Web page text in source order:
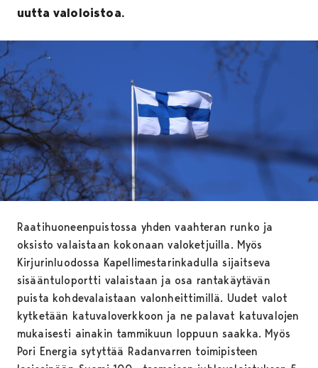
uutta valoloistoa.
Raatihuoneenpuistossa yhden vaahteran runko ja
oksisto valaistaan kokonaan valoketjuilla. Myös
Kirjurinluodossa Kapellimestarinkadulla sijaitseva
sisääntuloportti valaistaan ja osa rantakäytävän
puista kohdevalaistaan valonheittimillä. Uudet valot
kytketään katuvaloverkkoon ja ne palavat katuvalojen
mukaisesti ainakin tammikuun loppuun saakka. Myös
Pori Energia sytyttää Radanvarren toimipisteen